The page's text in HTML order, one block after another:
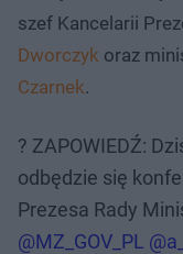
szef Kancelarii
Dworczyk oraz
Czarnek.
? ZAPOWIEDŹ:
odbędzie się
Prezesa Rady
@MZ_GOV_PL